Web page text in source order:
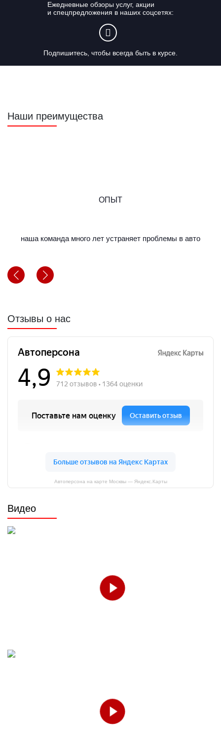
Ежедневные обзоры услуг, акции
и спецпредложения в наших соцсетях:
Подпишитесь, чтобы всегда быть в курсе.
Наши преимущества
ОПЫТ
наша команда много лет устраняет проблемы в авто
Отзывы о нас
Автоперсона на карте Москвы — Яндекс.Карты
Видео